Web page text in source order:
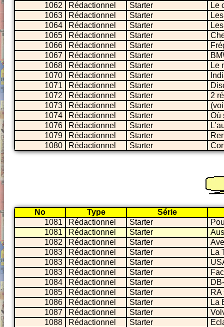
1062
Rédactionnel Starter
Le
1063
Rédactionnel Starter
1064
Rédactionnel Starter
1065
Rédactionnel Starter
1066
Rédactionnel Starter
1067
Rédactionnel Starter
1068
Rédactionnel Starter
Le
1070
Rédactionnel Starter
1071
Rédactionnel Starter
1072
Rédactionnel Starter
2
1073
Rédactionnel Starter
1074
Rédactionnel Starter
Où
1076
Rédactionnel Starter
1079
Rédactionnel Starter
1080
Rédactionnel Starter
No Type
Série
1081
Rédactionnel Starter
1081
Rédactionnel Starter
1082
Rédactionnel Starter
1083
Rédactionnel Starter
La
1083
Rédactionnel Starter
1083
Rédactionnel Starter
1084
Rédactionnel Starter
1085
Rédactionnel Starter
RA
1086
Rédactionnel Starter
La
1087
Rédactionnel Starter
1088
Rédactionnel Starter